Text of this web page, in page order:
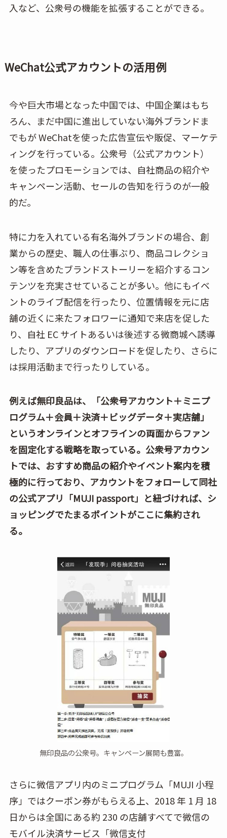
入など、公衆号の機能を拡張することができる。
WeChat公式アカウントの活用例
今や巨大市場となった中国では、中国企業はもち
ろん、まだ中国に進出していない海外ブランドま
でもが WeChatを使った広告宣伝や販促、マーケテ
ィングを行っている。公衆号（公式アカウント）
を使ったプロモーションでは、自社商品の紹介や
キャンペーン活動、セールの告知を行うのが一般
的だ。
特に力を入れている有名海外ブランドの場合、創
業からの歴史、職人の仕事ぶり、商品コレクショ
ン等を含めたブランドストーリーを紹介するコン
テンツを充実させていることが多い。他にもイベ
ントのライブ配信を行ったり、位置情報を元に店
舗の近くに来たフォロワーに通知で来店を促した
り、自社 EC サイトあるいは後述する微商城へ誘導
したり、アプリのダウンロードを促したり、さらに
は採用活動まで行ったりしている。
例えば無印良品は、「公衆号アカウント＋ミニプ
ログラム＋会員＋決済＋ビッグデータ＋実店舗」
というオンラインとオフラインの両面からファン
を固定化する戦略を取っている。公衆号アカウン
トでは、おすすめ商品の紹介やイベント案内を積
極的に行っており、アカウントをフォローして同社
の公式アプリ「MUJI passport」と紐づければ、シ
ョッピングでたまるポイントがここに集約され
る。
無印良品の公衆号。キャンペーン展開も豊富。
さらに微信アプリ内のミニプログラム「MUJI 小程
序」ではクーポン券がもらえる上、2018 年 1 月 18
日からは全国にある約 230 の店舗すべてで微信の
モバイル決済サービス「微信支付